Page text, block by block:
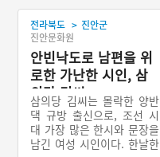
전라북도 > 진안군
진안문화원
안빈낙도로 남편을 위
로한 가난한 시인, 삼
의당 김씨
삼의당 김씨는 몰락한 양반
댁 규방 출신으로, 조선 시
대 가장 많은 한시와 문장을
남긴 여성 시인이다. 한날한